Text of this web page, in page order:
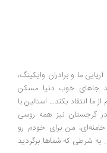
و برادران وایکینگ،
خوب دنیا مسکن
بکند... استالین با
نیز همه روسی
من برای خودم رو
که شماها برگردید